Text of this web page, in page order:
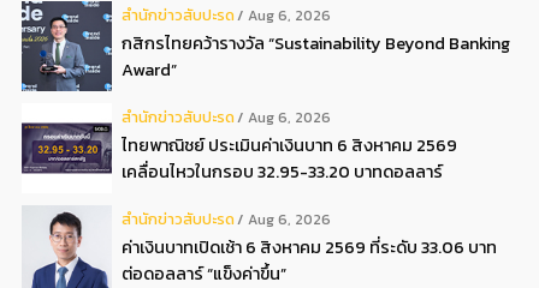
สํานักข่าวสับปะรด Aug 6, 2026
กสิกรไทยคว้ารางวัล “Sustainability Beyond Banking
Award”
สํานักข่าวสับปะรด Aug 6, 2026
ไทยพาณิชย์ ประเมินค่าเงินบาท 6 สิงหาคม 2569
เคลื่อนไหวในกรอบ 32.95-33.20 บาทดอลลาร์
สํานักข่าวสับปะรด Aug 6, 2026
ค่าเงินบาทเปิดเช้า 6 สิงหาคม 2569 ที่ระดับ 33.06 บาท
ต่อดอลลาร์ “แข็งค่าขึ้น”